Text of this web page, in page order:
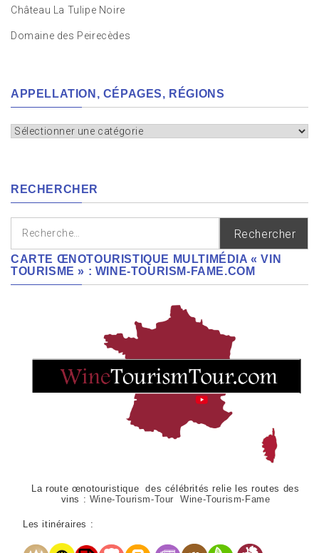
Château La Tulipe Noire
Domaine des Peirecèdes
APPELLATION, CÉPAGES, RÉGIONS
Appellation,
RECHERCHER
Rechercher :
CARTE ŒNOTOURISTIQUE MULTIMÉDIA « VIN
TOURISME » : WINE-TOURISM-FAME.COM
La route œnotouristique des célébrités relie les routes des
vins : Wine-Tourism-Tour Wine-Tourism-Fame
Les itinéraires :